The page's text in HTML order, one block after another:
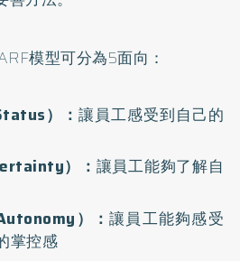
模型可分為5面向：
）： 讓員工感受到自己的
）： 讓員工能夠了解自
）：讓員工能夠感受
掌控感